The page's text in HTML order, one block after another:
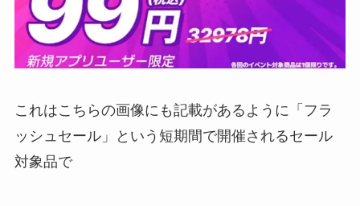
これはこちらの画像にも記載があるように「フラ
ッシュセール」という短期間で開催されるセール
対象品で